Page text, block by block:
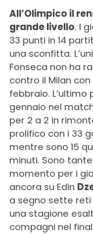
All’Olimpico il
grande livello. I
33 punti in 14
una sconfitta.
Fonseca non ha
contro il Milan
febbraio. L’ultimo
gennaio nel
per 2 a 2 in
prolifico con i 33
mentre sono 15
minuti. Sono
momento per i
ancora su Edin
a segno sette reti
una stagione
compagni nel